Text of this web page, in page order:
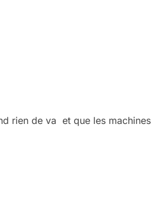
rien de va et que les